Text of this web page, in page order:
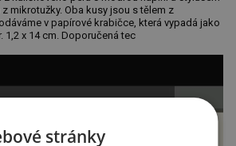
mikrotužky. Oba kusy jsou s tělem z
v papírové krabičce, která vypadá jako
1,2 x 14 cm. Doporučená tec
stránky